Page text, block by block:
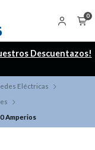
0
Descuentazos!
Eléctricas
Amperios